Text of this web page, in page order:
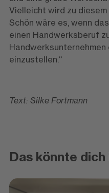
Vielleicht wird zu
Schön wäre es, wenn
einen Handwerksberuf
Handwerksunternehmen
einzustellen.“
Text: Silke Fortmann
Das könnte